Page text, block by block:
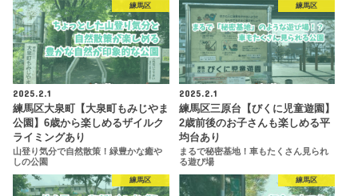
練馬区
2025.2.1
練馬区大泉町【大泉町もみじやま
公園】6歳から楽しめるザイルク
ライミングあり
山登り気分で自然散策！緑豊かな癒や
しの公園
練馬区
2025.2.1
練馬区三原台【びくに児童遊園】
2歳前後のお子さんも楽しめる平
均台あり
まるで秘密基地！車もたくさん見られ
る遊び場
練馬区 練馬区